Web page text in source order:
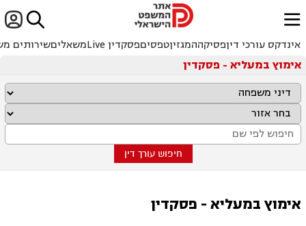

ﱐ
אינדקס עורכי דיןפסיקההמגזיןטפסיםפסקדין Live משאליםשירותים
אימוץ במעליא - פסקדין
חיפוש עורך דין
אימוץ במעליא - פסקדין